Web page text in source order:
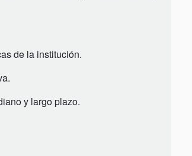
de la institución.
y largo plazo.